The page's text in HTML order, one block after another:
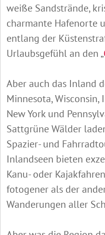
weiße Sandstrände,
charmante Hafenorte
entlang der
Urlaubsgefühl an den „
Aber auch das Inland
Minnesota,
New York und
Sattgrüne Wälder
Spazier- und
Inlandseen bieten
Kanu- oder
fotogener als der
Wanderungen aller